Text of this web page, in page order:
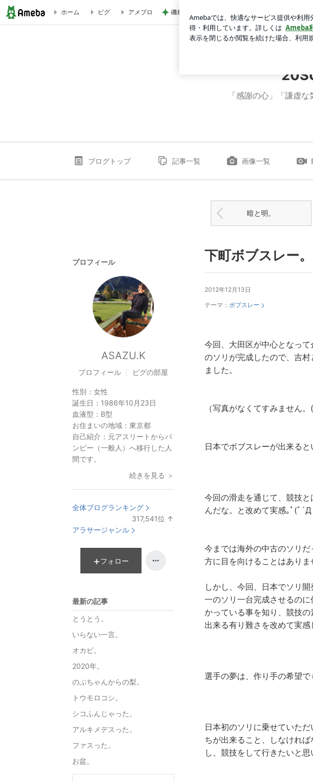
ホーム ピグ アメブロ 磯村勇斗に「かっこいい」の声
「感謝の心」「謙虚
ブログトップ 記事一覧 画像一覧
暗と明。
下町ボブスレー。
2012年12月13日
テーマ： ボブスレー
今回、大田区が中心となっ
のソリが完成したので、吉
ました。
（写真がなくてすみません。
日本でボブスレーが出来る
今回の滑走を通じて、競技
んだな。と改めて実感｡ﾟ(ﾟ´Д
今までは海外の中古のソリ
方に目を向けることはありま
しかし、今回、日本でソリ
一のソリ一台完成させるの
かっている事を知り、競技
出来る有り難さを改めて実感
選手の夢は、作り手の希望
日本初のソリに乗せていた
ちが出来ること、しなけれ
し、競技をして行きたいと思
プロフィール
ASAZU.K
プロフィール ピグの部屋
性別： 女性
誕生日： 1986年10月23日
血液型： B型
お住まいの地域： 東京都
自己紹介： 元アスリートからパ
ンピー（一般人）へ移行した人
間です。
続きを見る ＞
全体ブログランキング
317,541位 ↑
アラサージャンル
フォロー
最新の記事
とうとう。
いらない一言。
オカピ。
2020年。
のぶちゃんからの梨。
トウモロコシ。
シコふんじゃった。
アルキメデスった。
ファスった。
お盆。